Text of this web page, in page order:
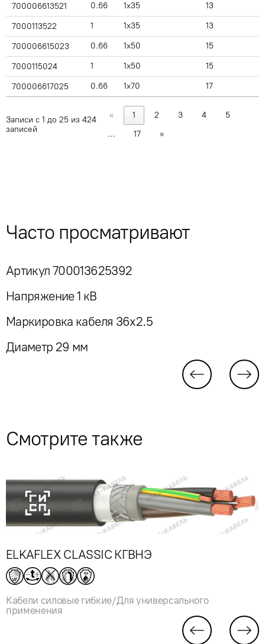
700006613521 0.66 1x35 13
7000113522 1 1x35 13
700006615023 0.66 1x50 15
7000115024 1 1x50 15
700006617025 0.66 1x70 17
Записи с 1 до 25 из 424
записей
« 1 2 3 4
5
…
17 »
Часто просматривают
Артикул 700013625392
Напряжение 1 кВ
Маркировка кабеля 36x2.5
Диаметр 29 мм
Смотрите также
ELKAFLEX CLASSIC КГВНЭ
Кабели силовые гибкие/Для универсального
применения